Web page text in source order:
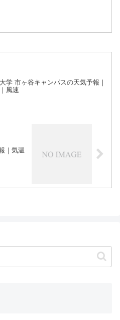
学 市ヶ谷キャンパスの天気予報｜
風速
｜気温